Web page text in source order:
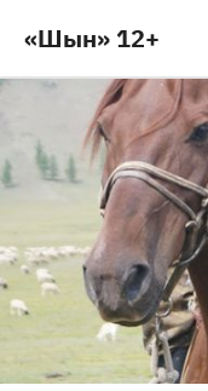
«Шын» 12+